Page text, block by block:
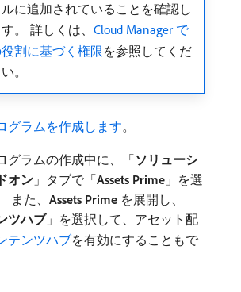
に追加されていることを確認し
す。 詳しくは、 Cloud Manager で
割に基づく権限を参照してくだ
。
グラムを作成します。
グラムの作成中に、「ソリューシ
オン 」タブで「Assets Prime 」を選
また、 Assets Prime を展開し、
ツハブ」を選択して、アセット配
テンツハブを有効にすることもで